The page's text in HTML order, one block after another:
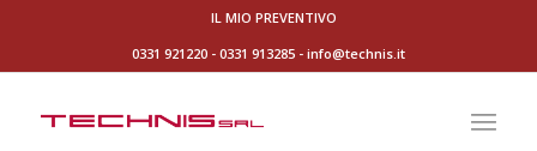
IL MIO PREVENTIVO
0331 921220- 0331 913285- info@technis.it